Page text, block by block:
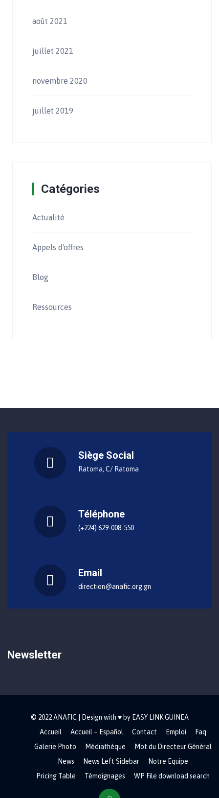
août 2021
juillet 2021
novembre 2020
juillet 2019
Catégories
Actualité
Appels d'offres
Blog
Ressources
Siège Social
Ratoma, C/ Ratoma
Téléphone
(+224) 629-008-550
Email
direction@anafic.org.gn
Newsletter
© 2022 ANAFIC | Design with ♥ by EASY LINK GUINEA
Accueil
Accueil – Español Contact Emploi
Faq
Galerie Photo
Médiathèque
Mot du Directeur Général
News
News Left Sidebar
Notre Equipe
Pricing Table
Témoignages WP File download search